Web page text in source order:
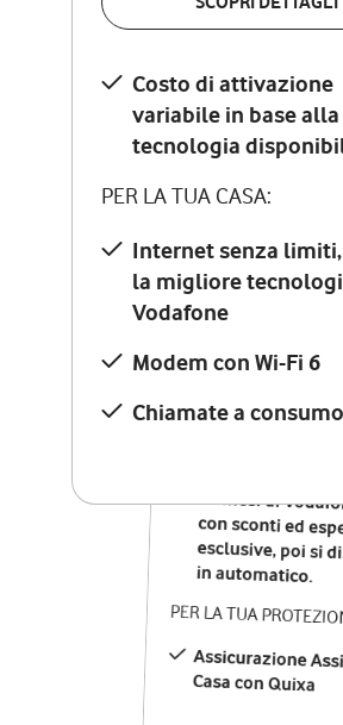
Costo di attivazione
variabile in base alla
tecnologia
PER LA TUA CASA:
Internet senza
la migliore
Vodafone
Modem con Wi-Fi 6
Chiamate a consumo
Costo di
variabile in base
tecnologia
PER LA TUA CASA:
Internet senza
la migliore
Vodafone
Modem Seven
Chiamate
numeri fissi e
nazionali
12 mesi di
con sconti ed
esclusive, poi si
in automatico.
PER LA TUA
Assicurazione
Casa con Quixa